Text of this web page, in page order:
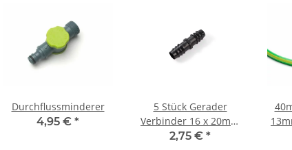
Durchflussminderer
4,95 € *
5 Stück Gerader
Verbinder 16 x 20mm
schwarz
2,75 € *